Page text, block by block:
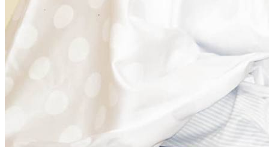
28 November 2025
Projet Parcours Citoyen: Rencontrer avec les
élus locaux